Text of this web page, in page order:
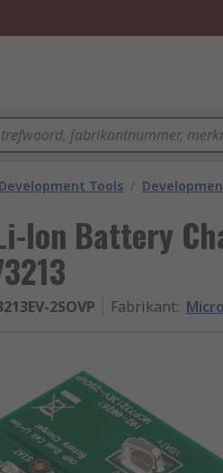
Tools /
Ion Battery
2SOVP Fabrikant: